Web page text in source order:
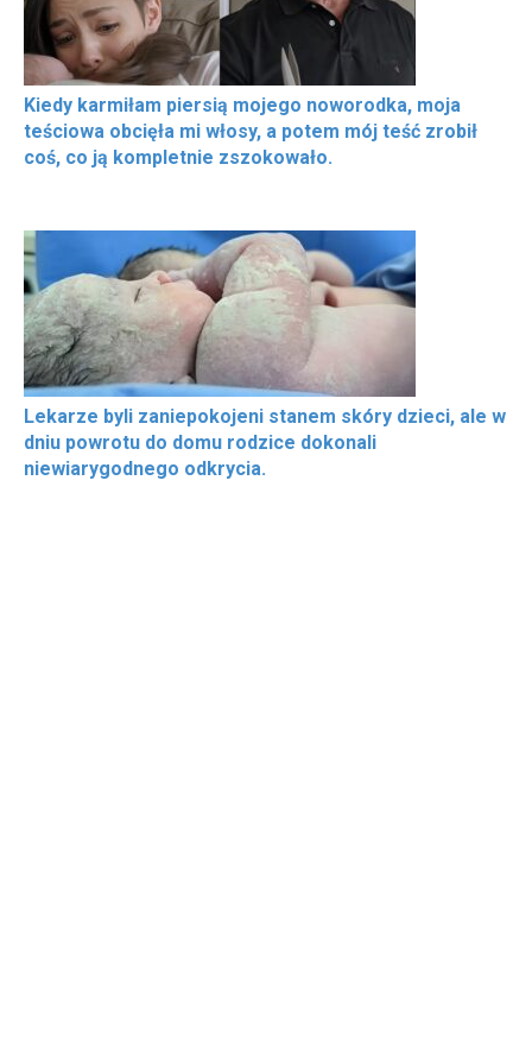
Kiedy karmiłam piersią mojego noworodka, moja
teściowa obcięła mi włosy, a potem mój teść zrobił
coś, co ją kompletnie zszokowało.
Lekarze byli zaniepokojeni stanem skóry dzieci, ale w
dniu powrotu do domu rodzice dokonali
niewiarygodnego odkrycia.